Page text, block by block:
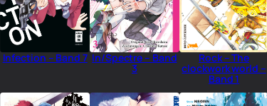
Infection – Band 7 In/Spectre – Band
3
Rock – The
clockwork world –
Band 1